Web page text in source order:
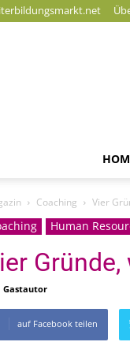
Coaching Vier
Human
Gastautor
auf Facebook teilen